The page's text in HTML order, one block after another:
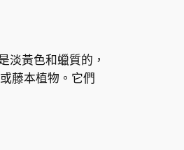
淡黃色和蠟質的，
藤本植物。它們